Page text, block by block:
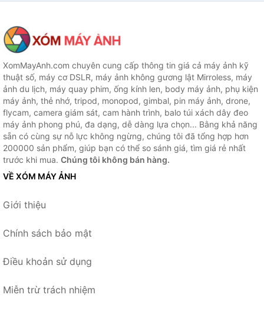
XomMayAnh.com chuyên cung cấp thông tin giá cả máy ảnh kỹ
thuật số, máy cơ DSLR, máy ảnh không gương lật Mirroless, máy
ảnh du lịch, máy quay phim, ống kính len, body máy ảnh, phụ kiện
máy ảnh, thẻ nhớ, tripod, monopod, gimbal, pin máy ảnh, drone,
flycam, camera giám sát, cam hành trình, balo túi xách dây đeo
máy ảnh phong phú, đa dạng, dễ dàng lựa chọn... Bằng khả năng
sẵn có cùng sự nỗ lực không ngừng, chúng tôi đã tổng hợp hơn
200000 sản phẩm, giúp bạn có thể so sánh giá, tìm giá rẻ nhất
trước khi mua. Chúng tôi không bán hàng.
VỀ XÓM MÁY ẢNH
Giới thiệu
Chính sách bảo mật
Điều khoản sử dụng
Miễn trừ trách nhiệm